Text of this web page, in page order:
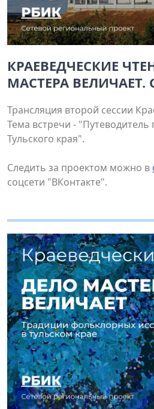
КРАЕВЕДЧЕСКИЕ
МАСТЕРА ВЕЛИЧАЕТ.
Трансляция второй сессии
Тема встречи -
Тульского края".
Следить за проектом можно в
соцсети "ВКонтакте".